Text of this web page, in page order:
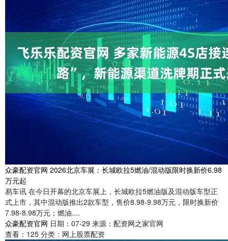
众豪配资官网 2026北京车展：长城欧拉5燃油/混动版限时换新价6.98
万元起
易车讯 在今日开幕的北京车展上，长城欧拉5燃油版及混动版车型正
式上市，其中混动版推出2款车型，售价8.98-9.98万元，限时换新价
7.98-8.98万元；燃油....
众豪配资官网 日期：07-29 来源：配资网之家官网
查看： 125 分类： 网上股票配资